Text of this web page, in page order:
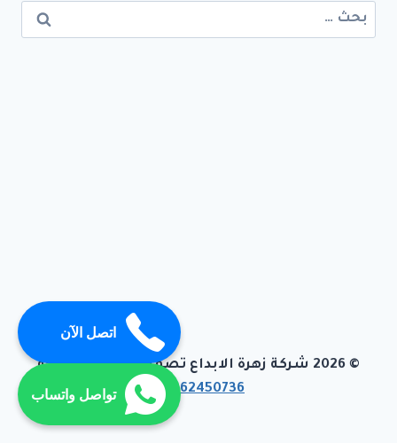
البحث
عن:
© 2026 شركة زهرة الابداع تصميم وبرمجة تيفاجو
01062450736
اتصل الآن
تواصل واتساب